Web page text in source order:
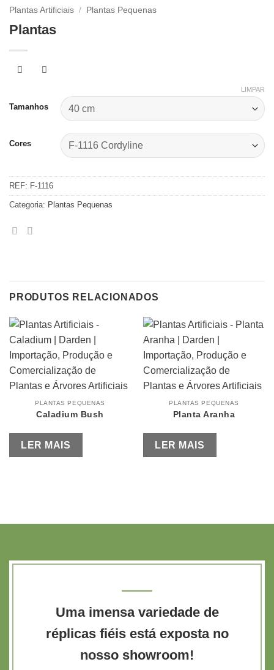
Plantas Artificiais / Plantas Pequenas
Plantas
Tamanhos
Cores
LIMPAR
REF: F-1116
Categoria: Plantas Pequenas
PRODUTOS RELACIONADOS
PLANTAS PEQUENAS
Caladium Bush
LER MAIS
PLANTAS PEQUENAS
Planta Aranha
LER MAIS
Uma imensa variedade de
réplicas fiéis está exposta no
nosso showroom!